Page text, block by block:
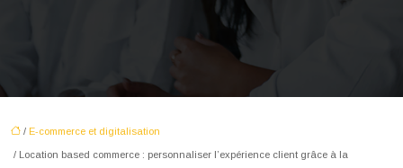
/ E-commerce et digitalisation
/ Location based commerce : personnaliser l’expérience client grâce à la